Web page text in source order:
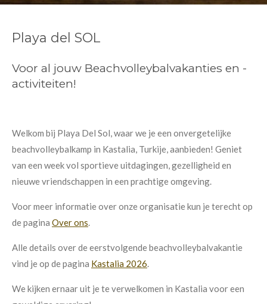
Playa del SOL
Voor al jouw Beachvolleybalvakanties en -
activiteiten!
Welkom bij Playa Del Sol, waar we je een onvergetelijke
beachvolleybalkamp in Kastalia, Turkije, aanbieden! Geniet
van een week vol sportieve uitdagingen, gezelligheid en
nieuwe vriendschappen in een prachtige omgeving.
Voor meer informatie over onze organisatie kun je terecht op
de pagina Over ons
Alle details over de eerstvolgende beachvolleybalvakantie
vind je op de pagina Kastalia 2026
We kijken ernaar uit je te verwelkomen in Kastalia voor een